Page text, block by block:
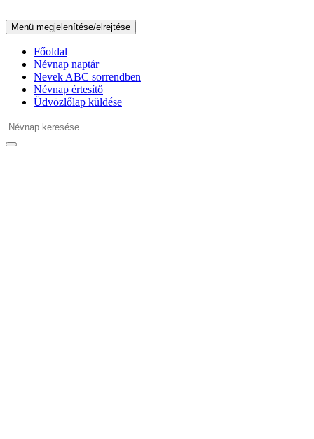
Menü megjelenítése/elrejtése
Főoldal
Névnap naptár
Nevek ABC sorrendben
Névnap értesítő
Üdvözlőlap küldése